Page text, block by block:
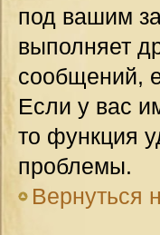
под вашим
выполняет
сообщений,
Если у вас
то функция
проблемы.
Вернуться